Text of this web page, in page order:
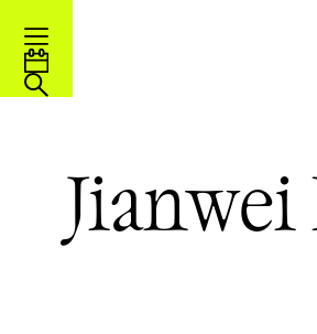
Jianwei